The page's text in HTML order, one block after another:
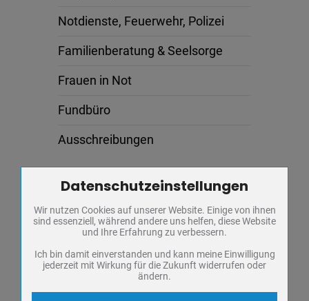
Notdienste, Feuerwehr, Polizei
Familienberatung & Seelsorge
Frauen in Not
Fundbüro
Ausschreibungen
Veranstaltungen
06 AUG.
SONDERAUSSTELLUNG: JUSTUS
FRIEDRICH WILHELM ZACHARIÄ
Zum Betrieb der Seite notwendige Cookies / Drittanbieter:
Name
PHP Session Cookie
Anbieter
Eigentümer dieser Website
Schutz
Cookie Name
PHPSESSID, fe_typo_user
Datenschutzeinstellungen
Wir nutzen Cookies auf unserer Website. Einige von ihnen
sind essenziell, während andere uns helfen, diese Website
und Ihre Erfahrung zu verbessern.
Ich bin damit einverstanden und kann meine Einwilligung
jederzeit mit Wirkung für die Zukunft widerrufen oder
ändern.